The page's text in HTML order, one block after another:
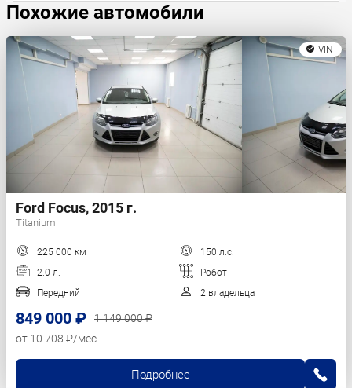
Похожие автомобили
VIN
Ford Focus, 2015 г.
Titanium
225 000 км
150 л.с.
2.0 л.
Робот
Передний
2 владельца
849 000 ₽
1 149 000 ₽
от 10 708 ₽/мес
Подробнее